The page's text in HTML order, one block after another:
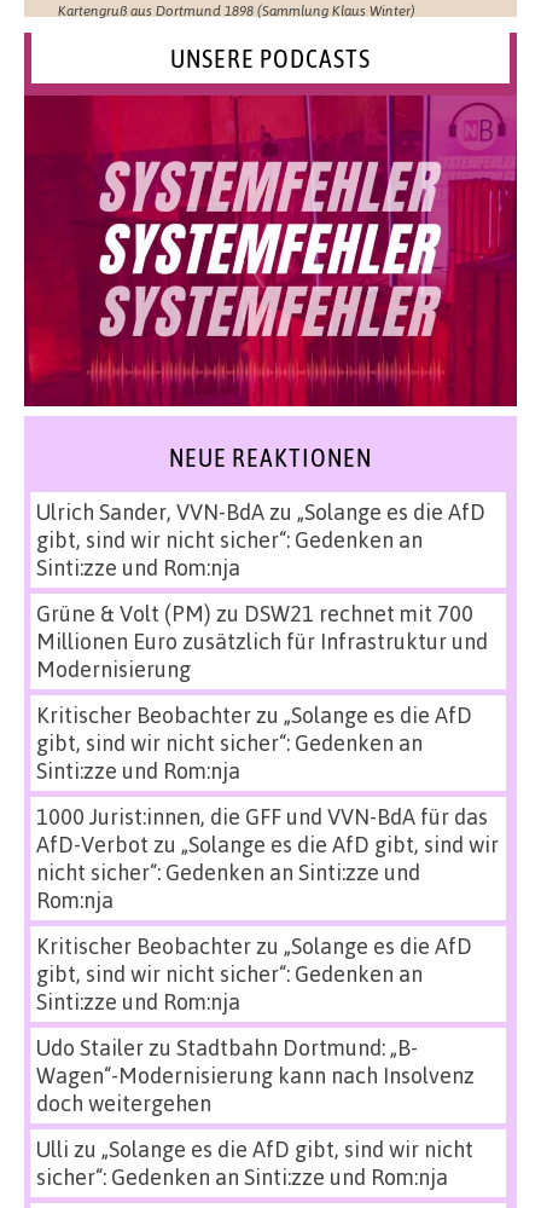
Kartengruß aus Dortmund 1898 (Sammlung Klaus Winter)
UNSERE PODCASTS
NEUE REAKTIONEN
Ulrich Sander, VVN-BdAzu „Solange es die AfD
gibt, sind wir nicht sicher“: Gedenken an
Sinti:zze und Rom:nja
Grüne & Volt (PM) zu DSW21 rechnet mit 700
Millionen Euro zusätzlich für Infrastruktur und
Modernisierung
Kritischer Beobachterzu „Solange es die AfD
gibt, sind wir nicht sicher“: Gedenken an
Sinti:zze und Rom:nja
1000 Jurist:innen, die GFF und VVN-BdA für das
AfD-Verbot zu „Solange es die AfD gibt, sind wir
nicht sicher“: Gedenken an Sinti:zze und
Rom:nja
Kritischer Beobachterzu „Solange es die AfD
gibt, sind wir nicht sicher“: Gedenken an
Sinti:zze und Rom:nja
Udo Stailerzu Stadtbahn Dortmund: „B-
Wagen“-Modernisierung kann nach Insolvenz
doch weitergehen
Ulli zu „Solange es die AfD gibt, sind wir nicht
sicher“: Gedenken an Sinti:zze und Rom:nja